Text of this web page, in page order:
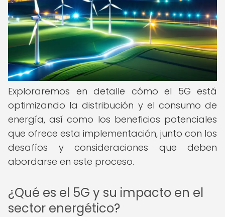
Exploraremos en detalle cómo el 5G está
optimizando la distribución y el consumo de
energía, así como los beneficios potenciales
que ofrece esta implementación, junto con los
desafíos y consideraciones que deben
abordarse en este proceso.
¿Qué es el 5G y su impacto en el
sector energético?